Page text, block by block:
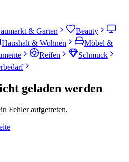
& Garten
Beauty
Haushalt & Wohnen
Möbel &
Reifen
Schmuck
geladen werden
Fehler aufgetreten.